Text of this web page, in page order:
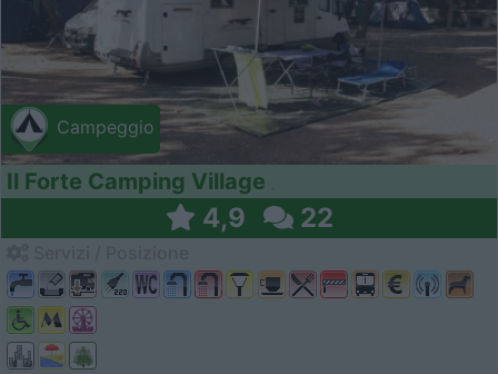
Campeggio
Il Forte Camping Village
4,9 22